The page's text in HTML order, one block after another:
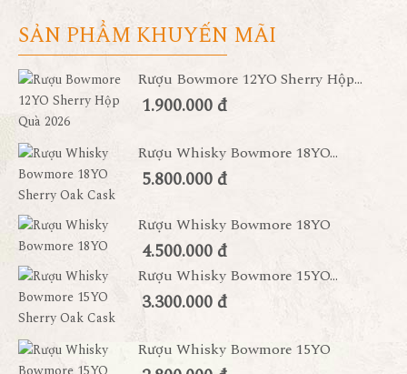
SẢN PHẨM KHUYẾN MÃI
Rượu Bowmore 12YO Sherry Hộp...
1.900.000 đ
Rượu Whisky Bowmore 18YO...
5.800.000 đ
Rượu Whisky Bowmore 18YO
4.500.000 đ
Rượu Whisky Bowmore 15YO...
3.300.000 đ
Rượu Whisky Bowmore 15YO